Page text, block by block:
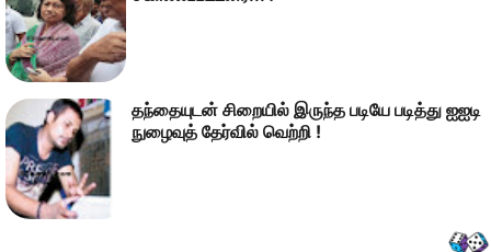
தந்தையுடன் சிறையில் இருந்த படியே படித்து ஐஐடி
நுழைவுத் தேர்வில் வெற்றி !